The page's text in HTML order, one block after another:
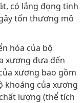
có lắng đọng tinh
tổn thương mô
hóa của bộ
xương đưa đến
xương bao gồm
khoáng của xương
lượng (thể tích